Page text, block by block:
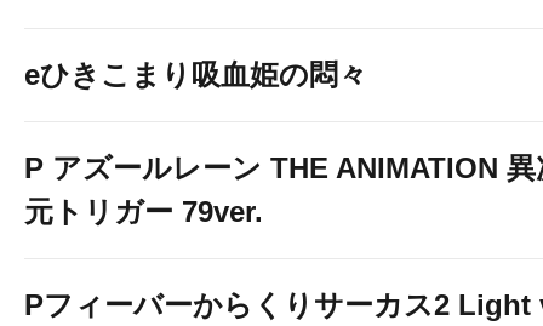
eひきこまり吸血姫の悶々
P アズールレーン THE ANIMATION 異
元トリガー 79ver.
Pフィーバーからくりサーカス2 Light